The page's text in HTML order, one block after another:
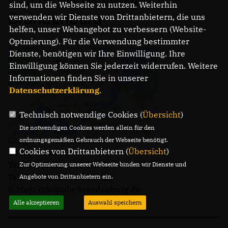
Brandenburg
Gregor-Mendel-Straße 3
14469 Potsdam
Telefon: (0331) 620 14 - 0
Telefax: (0331) 620 14 - 14
sind, um die Webseite zu nutzen. Weiterhin
verwenden wir Dienste von Drittanbietern, die uns
helfen, unser Webangebot zu verbessern (Website-
Optmierung). Für die Verwendung bestimmter
Dienste, benötigen wir Ihre Einwilligung. Ihre
Einwilligung können Sie jederzeit widerrufen. Weitere
Informationen finden Sie in unserer
Datenschutzerklärung.
Technisch notwendige Cookies (Übersicht)
Die notwendigen Cookies werden allein für den
ordnungsgemäßen Gebrauch der Webseite benötigt.
Cookies von Drittanbietern (Übersicht)
Zur Optimierung unserer Webseite binden wir Dienste und
Angebote von Drittanbietern ein.
Alle akzeptieren Auswahl speichern